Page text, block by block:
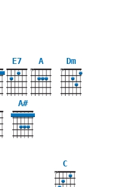
E7 A
X
Dm
X
A#
C
X